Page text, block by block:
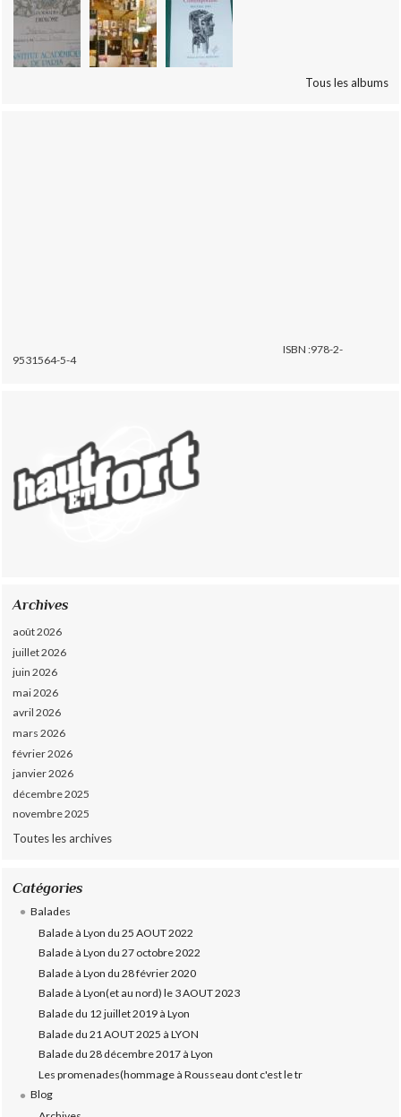
Tous les albums
ISBN :978-2-
9531564-5-4
Archives
août 2026
juillet 2026
juin 2026
mai 2026
avril 2026
mars 2026
février 2026
janvier 2026
décembre 2025
novembre 2025
Toutes les archives
Catégories
Balades
Balade à Lyon du 25 AOUT 2022
Balade à Lyon du 27 octobre 2022
Balade à Lyon du 28 février 2020
Balade à Lyon(et au nord) le 3 AOUT 2023
Balade du 12 juillet 2019 à Lyon
Balade du 21 AOUT 2025 à LYON
Balade du 28 décembre 2017 à Lyon
Les promenades(hommage à Rousseau dont c'est le tr
Blog